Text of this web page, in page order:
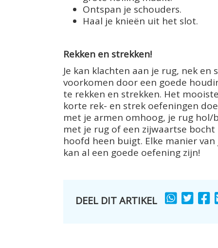
Ontspan je schouders.
Haal je knieën uit het slot.
Rekken en strekken!
Je kan klachten aan je rug, nek
voorkomen door een goede
te rekken en strekken. Het
korte rek- en strek oefeningen
met je armen omhoog, je rug
met je rug of een zijwaartse
hoofd heen buigt. Elke manier
kan al een goede oefening zijn!
DEEL DIT ARTIKEL SHARE SHARE